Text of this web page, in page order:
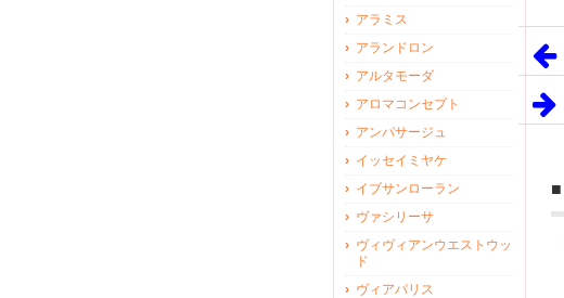
アラミス
アランドロン
アルタモーダ
アロマコンセプト
アンパサージュ
イッセイミヤケ
イブサンローラン
ヴァシリーサ
ヴィヴィアンウエストウッ
ド
ヴィアパリス